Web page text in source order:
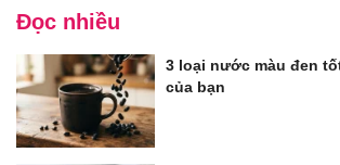
Đọc nhiều
3 loại nước màu đen
của bạn